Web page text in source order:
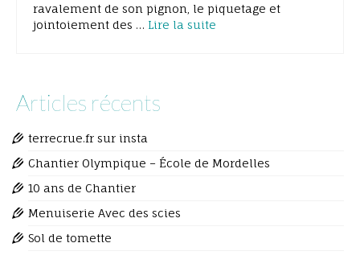
ravalement de son pignon, le piquetage et
jointoiement des … Lire la suite
Articles récents
terrecrue.fr sur insta
Chantier Olympique – École de Mordelles
10 ans de Chantier
Menuiserie Avec des scies
Sol de tomette